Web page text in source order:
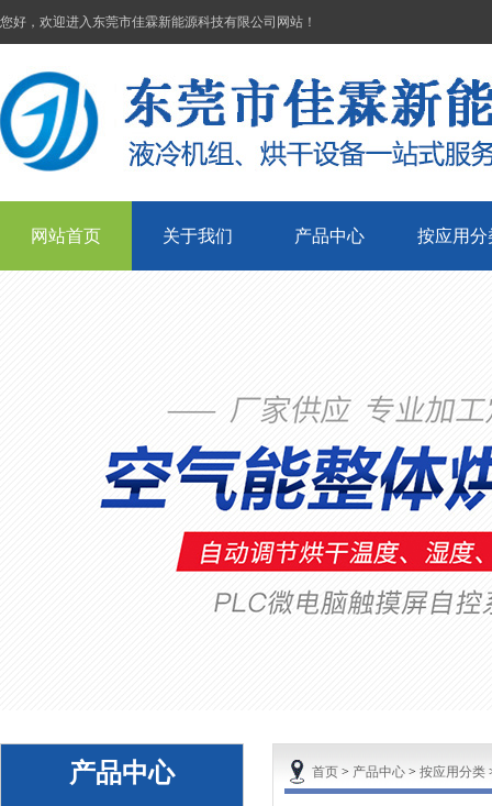
您好，欢迎进入东莞市佳霖新能源科技有限公司网站！
网站首页 关于我们 产品中心 按应用分
产品中心 首页 > 产品中心 > 按应用分类